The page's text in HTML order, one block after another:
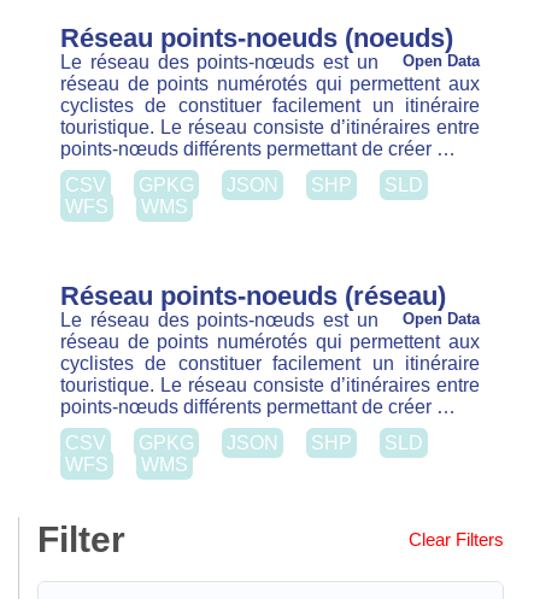
points-nœuds différents permettant de créer …
CSV
GPKG JSON SHP
SLD
WFS
WMS
Réseau points-noeuds (réseau)
Open Data
Le réseau des points-nœuds est un
réseau de points numérotés qui permettent aux
points-nœuds différents permettant de créer …
CSV
GPKG JSON SHP
SLD
WFS
WMS
Filter Clear Filters